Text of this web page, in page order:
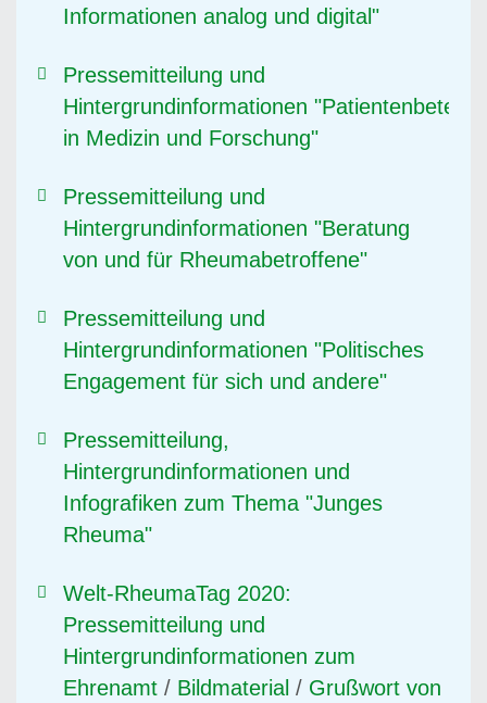
Informationen analog und digital"
Pressemitteilung und
Hintergrundinformationen
in Medizin und Forschung"
Pressemitteilung und
Hintergrundinformationen "Beratung
von und für Rheumabetroffene"
Pressemitteilung und
Hintergrundinformationen "Politisches
Engagement für sich und andere"
Pressemitteilung,
Hintergrundinformationen und
Infografiken zum Thema "Junges
Rheuma"
Welt-RheumaTag 2020:
Pressemitteilung und
Hintergrundinformationen zum
Ehrenamt / Bildmaterial / Grußwort von